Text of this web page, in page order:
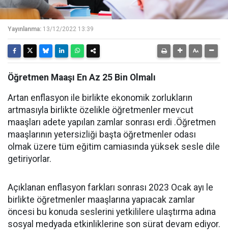
Yayınlanma: 13/12/2022 13:39
Öğretmen Maaşı En Az 25 Bin Olmalı
Artan enflasyon ile birlikte ekonomik zorlukların
artmasıyla birlikte özelikle öğretmenler mevcut
maaşları adete yapılan zamlar sonrası erdi .Öğretmen
maaşlarının yetersizliği başta öğretmenler odası
olmak üzere tüm eğitim camiasında yüksek sesle dile
getiriyorlar.
Açıklanan enflasyon farkları sonrası 2023 Ocak ayı le
birlikte öğretmenler maaşlarına yapıacak zamlar
öncesi bu konuda seslerini yetkililere ulaştırma adına
sosyal medyada etkinliklerine son sürat devam ediyor.